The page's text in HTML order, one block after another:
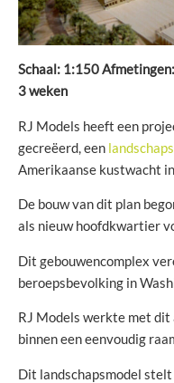
Schaal: 1:150
3 weken
RJ Models heeft een
gecreëerd, een
Amerikaanse kustwacht
De bouw van dit plan
als nieuw hoofdkwartier
Dit gebouwencomplex
beroepsbevolking in
RJ Models werkte met
binnen een eenvoudig
Dit landschapsmodel